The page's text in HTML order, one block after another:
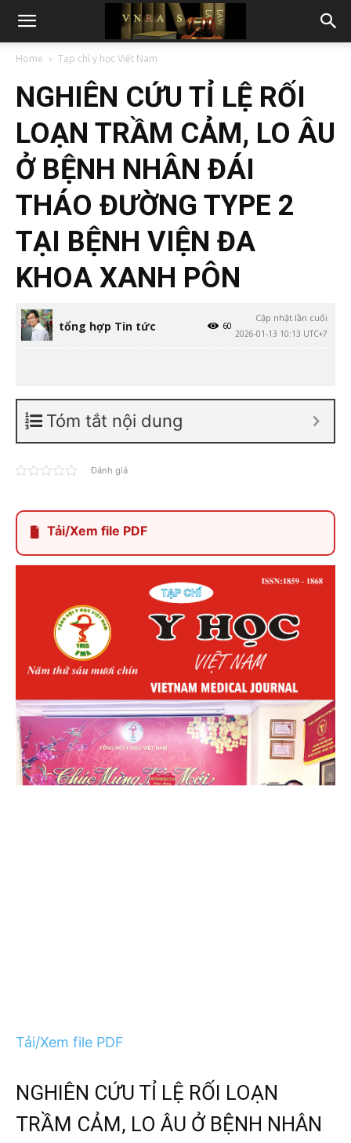
Home Tạp chí y học Việt Nam
NGHIÊN CỨU TỈ LỆ RỐI
LOẠN TRẦM CẢM, LO ÂU
Ở BỆNH NHÂN ĐÁI
THÁO ĐƯỜNG TYPE 2
TẠI BỆNH VIỆN ĐA
KHOA XANH PÔN
tổng hợp Tin tức
Cập nhật lần cuối
2026-01-13 10:13 UTC+7
60
Tóm tắt nội dung
Đánh giá
Tải/Xem file PDF
Tải/Xem file PDF
NGHIÊN CỨU TỈ LỆ RỐI LOẠN
TRẦM CẢM, LO ÂU Ở BỆNH NHÂN